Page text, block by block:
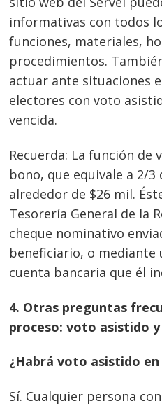
informativas con todos
funciones, materiales,
procedimientos.
actuar ante situaciones
electores con voto
vencida.
Recuerda: La función de
bono, que equivale a 2/3
alrededor de $26 mil.
Tesorería General de la
cheque nominativo
beneficiario, o mediante
cuenta bancaria que él
4. Otras preguntas
proceso: voto asistido
¿Habrá voto asistido
Sí. Cualquier persona